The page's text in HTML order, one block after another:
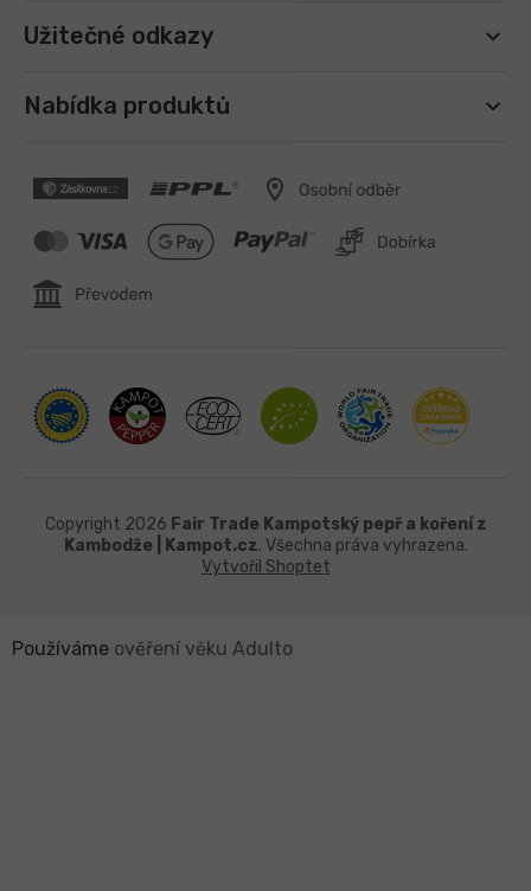
Užitečné odkazy
Nabídka produktů
Vytvořil Shoptet
Copyright 2026 Fair Trade Kampotský pepř a koření z
Kambodže | Kampot.cz. Všechna práva vyhrazena.
Používáme ověření věku Adulto